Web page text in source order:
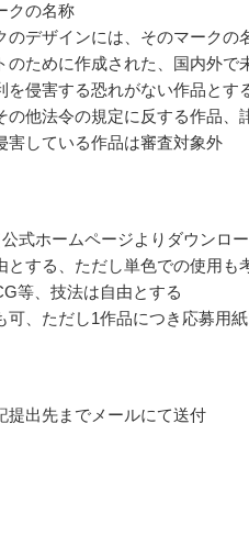
クの名称
デザインには、そのマークの
ために作成された、国内外で
を侵害する恐れがない作品とす
他法令の規定に反する作品、
害している作品は審査対象外
式ホームページよりダウンロー
する、ただし単色での使用も
等、技法は自由とする
、ただし1作品につき応募用
提出先までメールにて送付